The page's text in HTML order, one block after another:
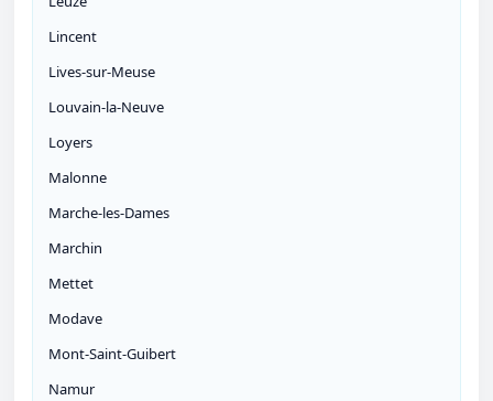
Lincent
Lives-sur-Meuse
Louvain-la-Neuve
Loyers
Malonne
Marche-les-Dames
Marchin
Mettet
Modave
Mont-Saint-Guibert
Namur